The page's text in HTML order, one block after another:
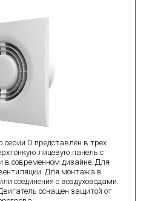
D представлен в трех
лицевую панель с
современном дизайне. Для
Для монтажа в
соединения с воздуховодами.
оснащен защитой от